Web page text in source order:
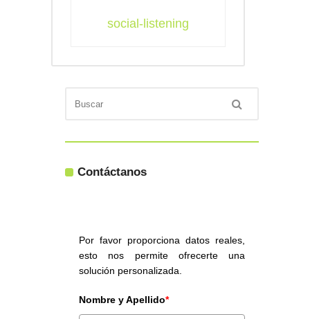
social-listening
Contáctanos
Por favor proporciona datos reales,
esto nos permite ofrecerte una
solución personalizada.
Nombre y Apellido*